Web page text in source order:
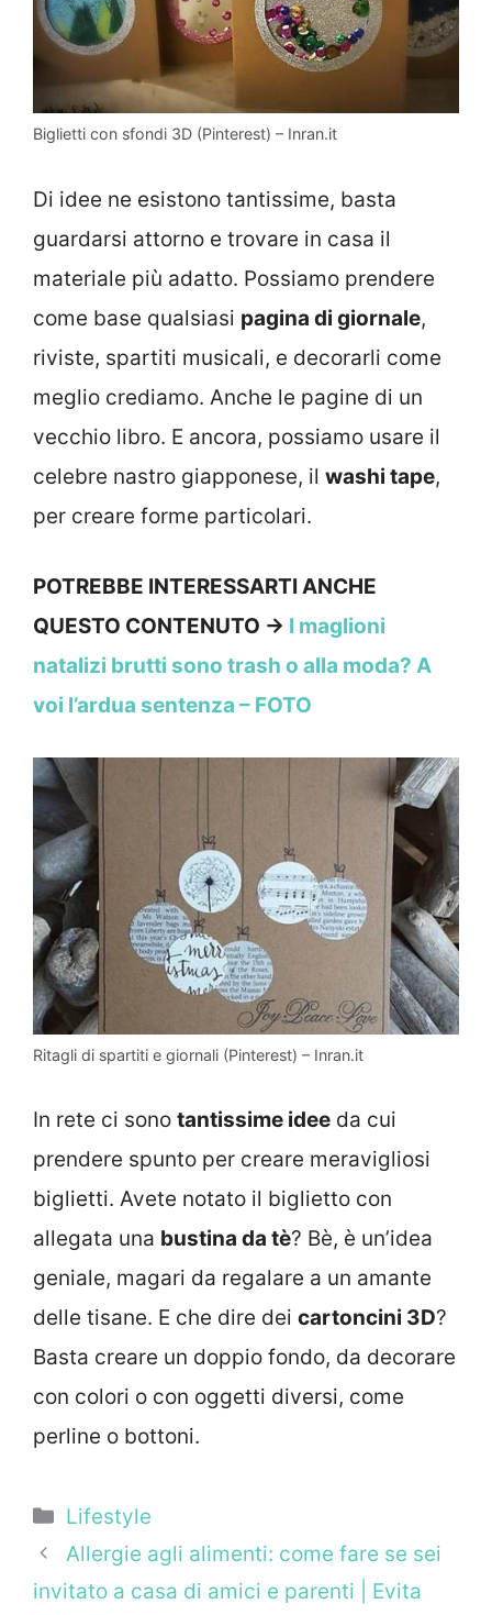
Biglietti con sfondi 3D (Pinterest) – Inran.it
Di idee ne esistono tantissime, basta
guardarsi attorno e trovare in casa il
materiale più adatto. Possiamo prendere
come base qualsiasi pagina di giornale,
riviste, spartiti musicali, e decorarli come
meglio crediamo. Anche le pagine di un
vecchio libro. E ancora, possiamo usare il
celebre nastro giapponese, il washi tape,
per creare forme particolari.
POTREBBE INTERESSARTI ANCHE
QUESTO CONTENUTO → I maglioni
natalizi brutti sono trash o alla moda? A
voi l’ardua sentenza – FOTO
Ritagli di spartiti e giornali (Pinterest) – Inran.it
In rete ci sono tantissime idee da cui
prendere spunto per creare meravigliosi
biglietti. Avete notato il biglietto con
allegata una bustina da tè? Bè, è un’idea
geniale, magari da regalare a un amante
delle tisane. E che dire dei cartoncini 3D?
Basta creare un doppio fondo, da decorare
con colori o con oggetti diversi, come
perline o bottoni.
Categorie
Lifestyle
Allergie agli alimenti: come fare se sei
invitato a casa di amici e parenti | Evita